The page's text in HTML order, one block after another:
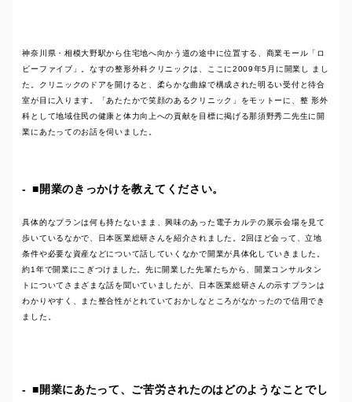
神奈川県・相模大野駅から住宅地へ向かう道の途中に位置する、商業モール「ロ
ビーファイブ」。なすの整形外科クリニックは、ここに2009年5月に開業し まし
た。クリニックのドアを開けると、柔らかな曲線で構成された明るい受付と待合
室が目に入ります。「あたたかで笑顔のあるクリニック」をモットーに、整 形外
科として地域住民の健康と体力向上への貢献を目標に掲げる那須野秀二先生に開
業にあたってのお話を伺いました。
■開業のきっかけを教えてください。
具体的なプランは何も持たないまま、興味のあった電子カルテの展示会場を見て
歩いているなかで、日本医業総研さんを紹介されました。2回ほど会って、立地
条件や必要な資産などについて話していくなかで開業が具体化していきました。
約1年で開業にこぎつけました。先に開業した先輩たちから、開業コンサルタン
トについてさまざまな話を聞いていましたが、日本医業総研さんの示すプランは
わかりやすく、また整合性がとれていておかしなところがなかったので信用でき
ました。
■開業にあたって、ご苦労されたのはどのようなことでし